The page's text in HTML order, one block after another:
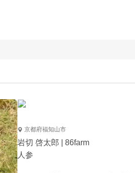
京都府福知山市
岩切 啓太郎 | 86farm
人参